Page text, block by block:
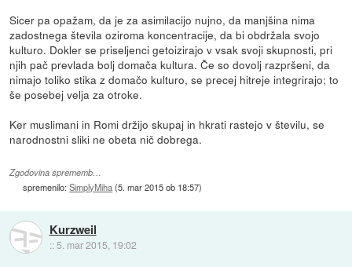
Sicer pa opažam, da je za asimilacijo nujno, da manjšina nima
zadostnega števila oziroma koncentracije, da bi obdržala svojo
kulturo. Dokler se priseljenci getoizirajo v vsak svoji skupnosti, pri
njih pač prevlada bolj domača kultura. Če so dovolj razpršeni, da
nimajo toliko stika z domačo kulturo, se precej hitreje integrirajo; to
še posebej velja za otroke.
Ker muslimani in Romi držijo skupaj in hkrati rastejo v številu, se
narodnostni sliki ne obeta nič dobrega.
Zgodovina sprememb…
spremenilo:SimplyMiha(5. mar 2015 ob 18:57)
Kurzweil
:: 5. mar 2015, 19:02